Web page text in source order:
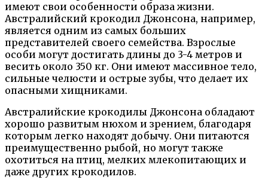
имеют свои особенности образа жизни.
Австралийский крокодил Джонсона, например,
является одним из самых больших
представителей своего семейства. Взрослые
особи могут достигать длины до 3-4 метров и
весить около 350 кг. Они имеют массивное тело,
сильные челюсти и острые зубы, что делает их
опасными хищниками.
Австралийские крокодилы Джонсона обладают
хорошо развитым нюхом и зрением, благодаря
которым легко находят добычу. Они питаются
преимущественно рыбой, но могут также
охотиться на птиц, мелких млекопитающих и
даже других крокодилов.